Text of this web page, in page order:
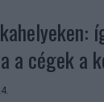
a cégek a